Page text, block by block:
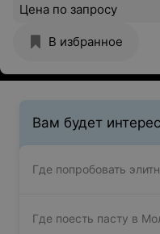
Цена по запросу
В избранное
Вам будет
Где попробовать
Где поесть пасту в